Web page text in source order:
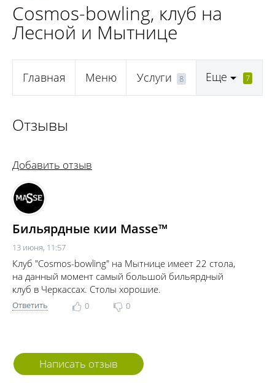
Cosmos-bowling, клуб на
Лесной и Мытнице
Главная Меню Услуги 8 Еще 7
Отзывы
Добавить отзыв
Бильярдные кии Masse™
13 июня, 11:57
Клуб "Cosmos-bowling" на Мытнице имеет 22 стола,
на данный момент самый большой бильярдный
клуб в Черкассах. Столы хорошие.
Ответить 0 0
Написать отзыв